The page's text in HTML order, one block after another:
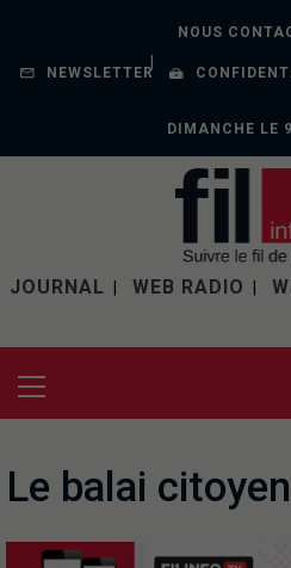
NOUS
NEWSLETTER
DIMANCHE LE
JOURNAL WEB RADIO
Le balai